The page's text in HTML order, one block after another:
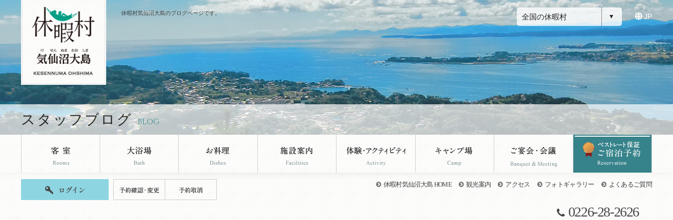
休暇村気仙沼大島のブログページです。 全国の休暇村 JP
スタッフブログ BLOG
休暇村気仙沼大島 HOME 観光案内 アクセス フォトギャラリー よくあるご質問
0226-28-2626